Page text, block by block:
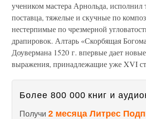
учеником мастера Арнольда, исполнил
поставца, тяжелые и скучные по
нестерпимые по чрезмерной
драпировок. Алтарь «Скорбящая
Доувермана 1520 г. впервые дает
выражения, принадлежащие уже XVI
Более 800 000 книг и
Получи 2 месяца Литрес